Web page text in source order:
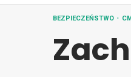
BEZPIECZEŃSTWO